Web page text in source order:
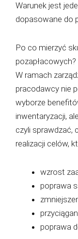
Warunek jest
dopasowane do
Po co mierzyć
pozapłacowych?
W ramach
pracodawcy nie
wyborze
inwentaryzacji,
czyli sprawdzać,
realizacji celów,
wzrost
poprawa
poprawa